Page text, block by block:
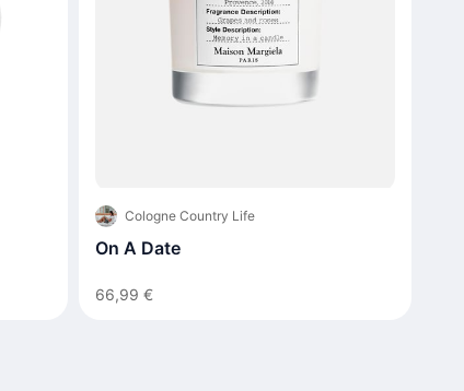
Cologne Country Life
On A Date
66,99 €